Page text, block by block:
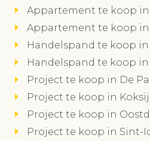
Appartement te koop in
Appartement te koop
Handelspand te koop
Handelspand te koop
Project te koop in De
Project te koop in
Project te koop in
Project te koop in Sint-